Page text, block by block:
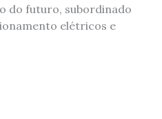
do futuro, subordinado
elétricos e